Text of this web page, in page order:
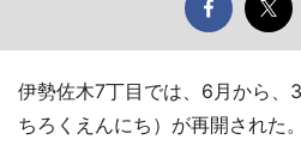
伊勢佐木7丁目では、6月から、
ちろくえんにち）が再開された。